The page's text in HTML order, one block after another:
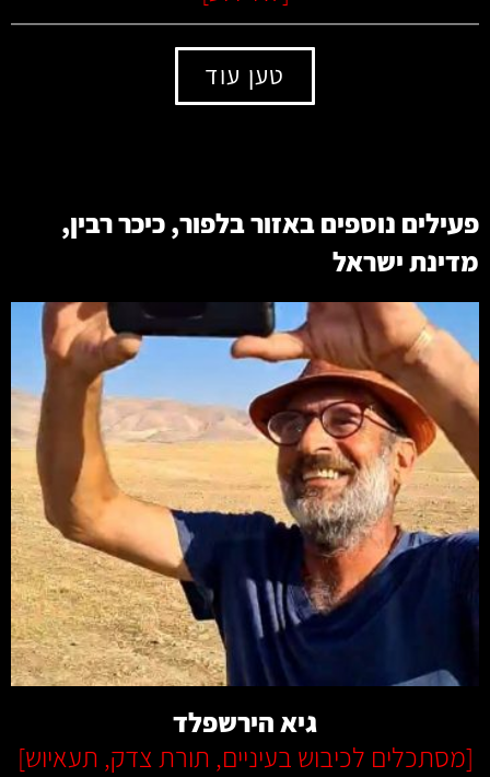
טען עוד
פעילים נוספים באזורבלפור,כיכר רבין,
מדינת ישראל
קרא עוד
גיא הירשפלד
[מסתכלים לכיבוש בעיניים, תורת צדק, תעאיוש]